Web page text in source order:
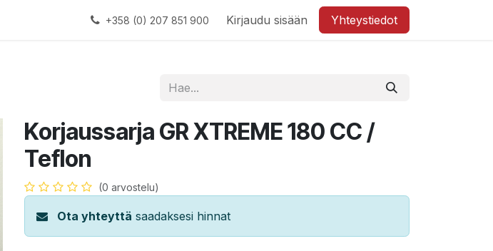
+358 (0) 207 851 900 Kirjaudu sisään Yhteystiedot
Korjaussarja GR XTREME 180 CC /
Teflon
(0 arvostelu)
Ota yhteyttä saadaksesi hinnat